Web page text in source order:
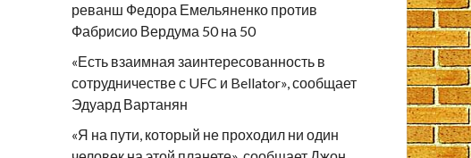
реванш Федора Емельяненко против
Фабрисио Вердума 50 на 50
«Есть взаимная заинтересованность в
сотрудничестве с UFC и Bellator», сообщает
Эдуард Вартанян
«Я на пути, который не проходил ни один